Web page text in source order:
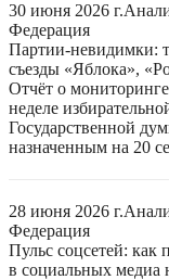
30 июня 2026 г.
Федерация
Партии-невидимки:
съезды «Яблока»,
Отчёт о
неделе
Государственной
назначенным на 20
28 июня 2026 г.
Федерация
Пульс соцсетей: как
в социальных медиа